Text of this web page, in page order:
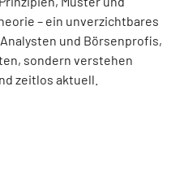
– ein unverzichtbares
und Börsenprofis,
sondern verstehen
zeitlos aktuell.